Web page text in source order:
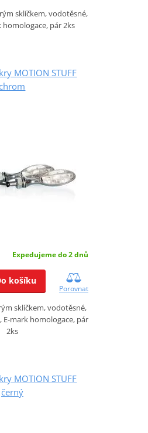
sklíčkem, vodotěsné,
homologace, pár 2ks
MOTION STUFF
Expedujeme do 2 dnů
košíku
Porovnat
sklíčkem, vodotěsné,
E-mark homologace, pár
2ks
MOTION STUFF
černý